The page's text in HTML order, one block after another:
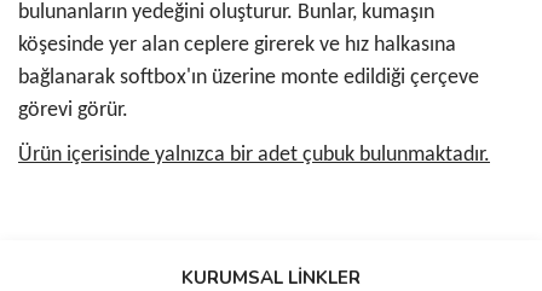
bulunanların yedeğini oluşturur. Bunlar, kumaşın
köşesinde yer alan ceplere girerek ve hız halkasına
bağlanarak softbox'ın üzerine monte edildiği çerçeve
görevi görür.
Ürün içerisinde yalnızca bir adet çubuk bulunmaktadır.
tarafımıza iletebilirsiniz.KURUMSAL LİNKLER